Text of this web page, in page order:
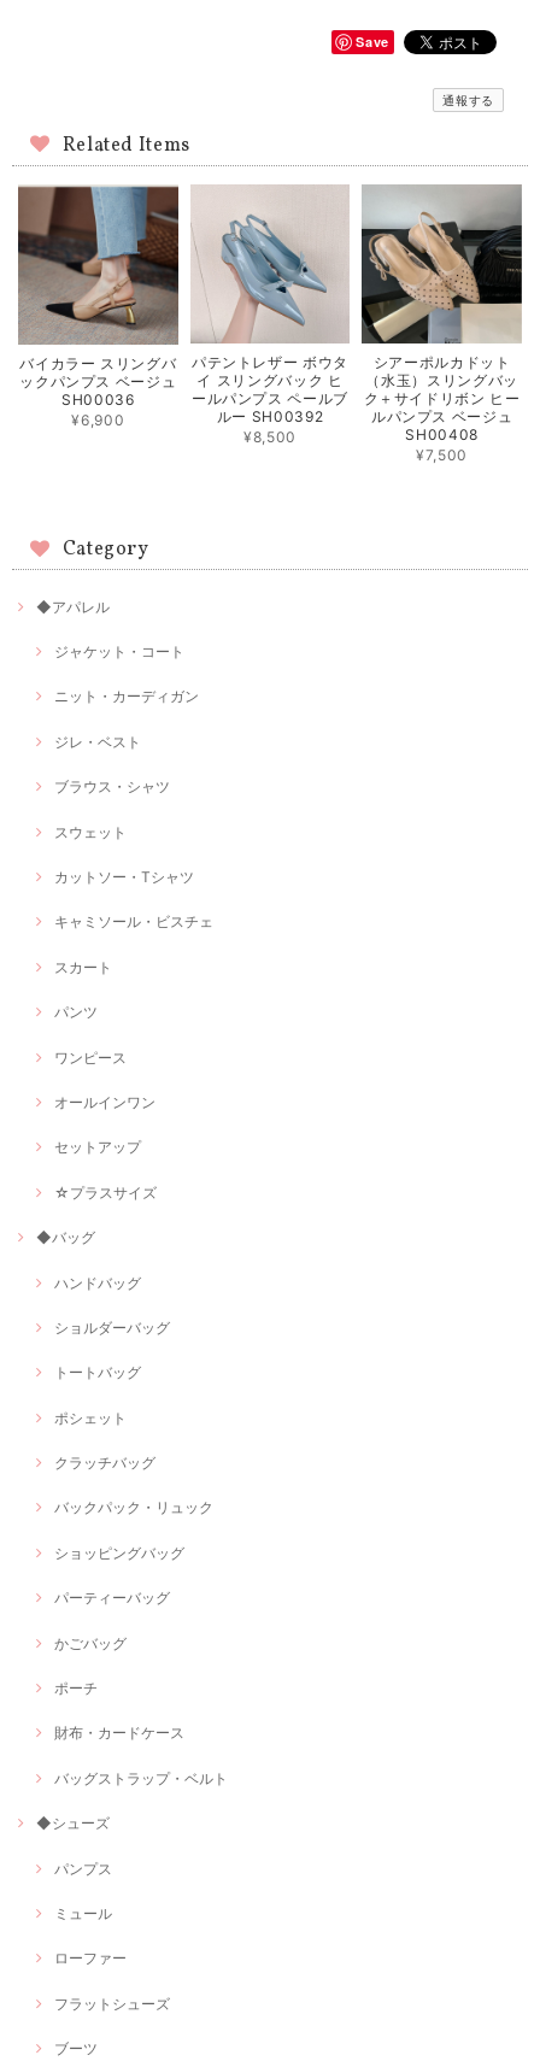
Save
通報する
Related Items
バイカラー スリングバ
ックパンプス ベージュ
SH00036
¥6,900
パテントレザー ボウタ
イ スリングバック ヒ
ールパンプス ペールブ
ルー SH00392
¥8,500
シアーポルカドット
（水玉）スリングバッ
ク＋サイドリボン ヒー
ルパンプス ベージュ
SH00408
¥7,500
Category
◆アパレル
ジャケット・コート
ニット・カーディガン
ジレ・ベスト
ブラウス・シャツ
スウェット
カットソー・Tシャツ
キャミソール・ビスチェ
スカート
パンツ
ワンピース
オールインワン
セットアップ
☆プラスサイズ
◆バッグ
ハンドバッグ
ショルダーバッグ
トートバッグ
ポシェット
クラッチバッグ
バックパック・リュック
ショッピングバッグ
パーティーバッグ
かごバッグ
ポーチ
財布・カードケース
バッグストラップ・ベルト
◆シューズ
パンプス
ミュール
ローファー
フラットシューズ
ブーツ